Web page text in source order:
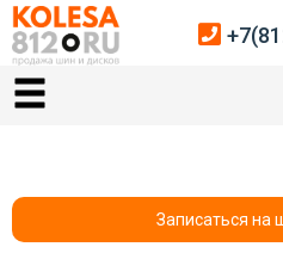
Главная
Записаться на